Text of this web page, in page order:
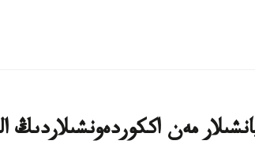
مەن اككوردەونشىلاردىڭ